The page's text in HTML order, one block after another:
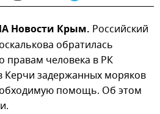
Новости Крым. Российский
обратилась
правам человека в РК
Керчи задержанных моряков
помощь. Об этом